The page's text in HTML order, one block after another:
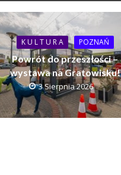
K U L T U R A POZNAŃ
Powrót do przeszłości –
wystawa na Gratowisku!
3 Sierpnia 2026